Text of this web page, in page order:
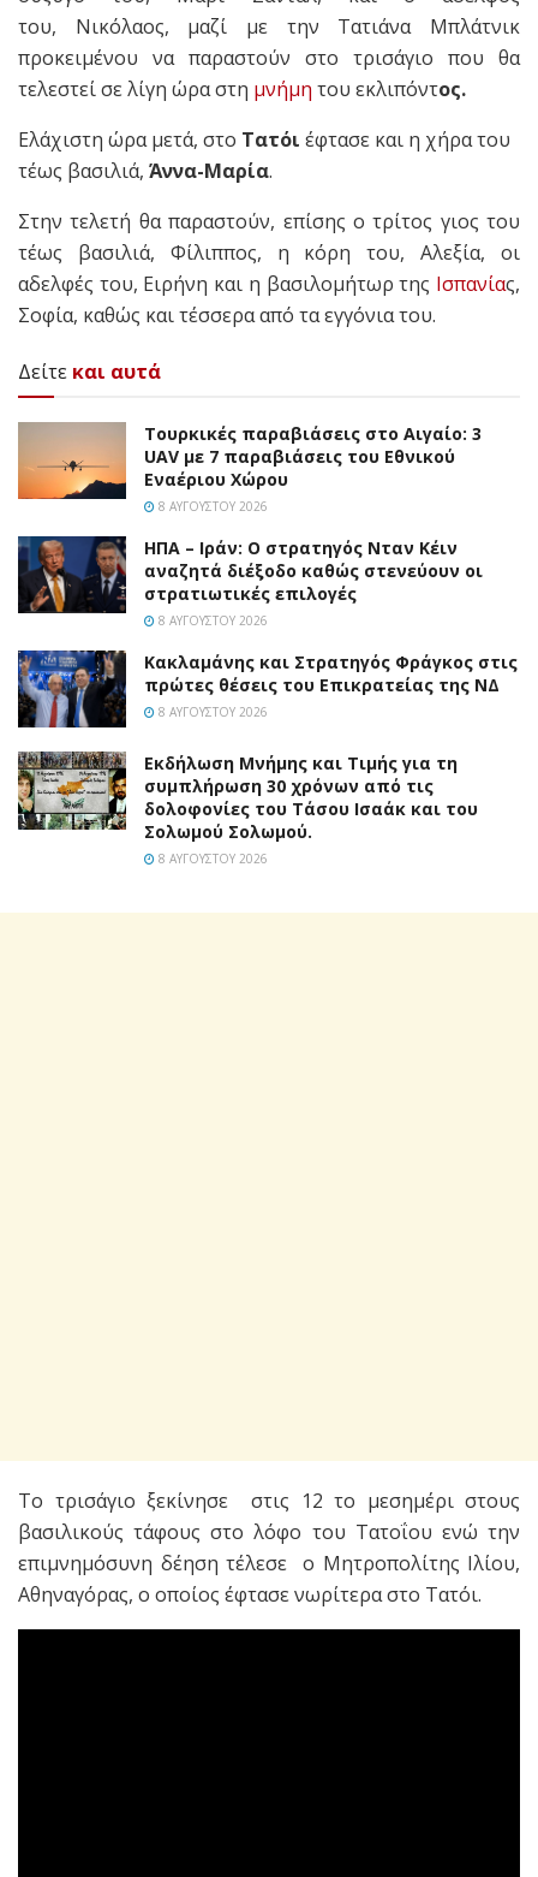
του, Νικόλαος, μαζί με την Τατιάνα Μπλάτνικ
προκειμένου να παραστούν στο τρισάγιο που θα
τελεστεί σε λίγη ώρα στη μνήμη του εκλιπόντος.
Ελάχιστη ώρα μετά, στο Τατόι έφτασε και η χήρα του
τέως βασιλιά, Άννα-Μαρία.
Στην τελετή θα παραστούν, επίσης ο τρίτος γιος του
τέως βασιλιά, Φίλιππος, η κόρη του, Αλεξία, οι
αδελφές του, Ειρήνη και η βασιλομήτωρ της Ισπανίας,
Σοφία, καθώς και τέσσερα από τα εγγόνια του.
Δείτε και αυτά
Τουρκικές παραβιάσεις στο Αιγαίο: 3
UAV με 7 παραβιάσεις του Εθνικού
Εναέριου Χώρου
8 ΑΥΓΟΎΣΤΟΥ 2026
ΗΠΑ – Ιράν: Ο στρατηγός Νταν Κέιν
αναζητά διέξοδο καθώς στενεύουν οι
στρατιωτικές επιλογές
8 ΑΥΓΟΎΣΤΟΥ 2026
Κακλαμάνης και Στρατηγός Φράγκος στις
πρώτες θέσεις του Επικρατείας της ΝΔ
8 ΑΥΓΟΎΣΤΟΥ 2026
Εκδήλωση Μνήμης και Τιμής για τη
συμπλήρωση 30 χρόνων από τις
δολοφονίες του Τάσου Ισαάκ και του
Σολωμού Σολωμού.
8 ΑΥΓΟΎΣΤΟΥ 2026
Το τρισάγιο ξεκίνησε στις 12 το μεσημέρι στους
βασιλικούς τάφους στο λόφο του Τατοΐου ενώ την
επιμνημόσυνη δέηση τέλεσε ο Μητροπολίτης Ιλίου,
Αθηναγόρας, ο οποίος έφτασε νωρίτερα στο Τατόι.